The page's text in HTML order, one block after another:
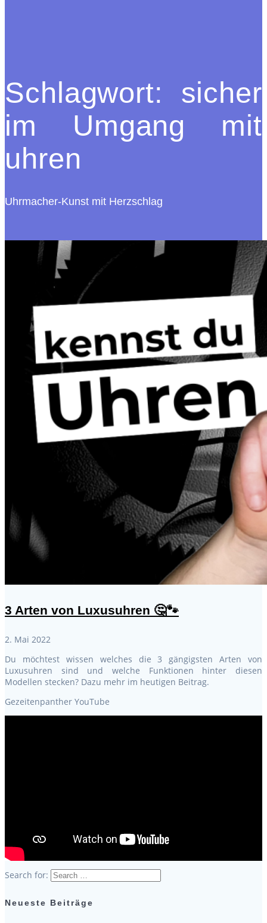
Schlagwort: sicher
im Umgang mit
uhren
Uhrmacher-Kunst mit Herzschlag
3 Arten von Luxusuhren 🤔🐾
2. Mai 2022
Du möchtest wissen welches die 3 gängigsten Arten von
Luxusuhren sind und welche Funktionen hinter diesen
Modellen stecken? Dazu mehr im heutigen Beitrag.
Gezeitenpanther YouTube
Search for:
Neueste Beiträge